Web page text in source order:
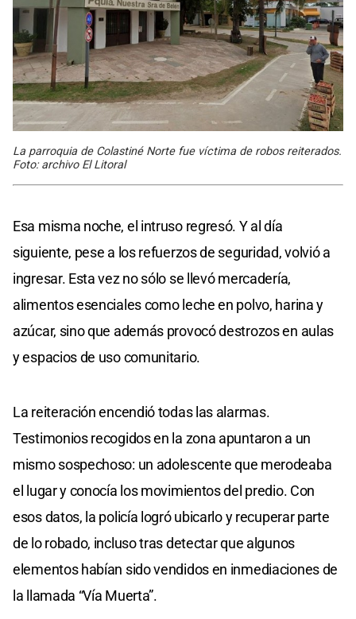
La parroquia de Colastiné Norte fue víctima de robos reiterados.
Foto: archivo El Litoral
Esa misma noche, el intruso regresó. Y al día
siguiente, pese a los refuerzos de seguridad, volvió a
ingresar. Esta vez no sólo se llevó mercadería,
alimentos esenciales como leche en polvo, harina y
azúcar, sino que además provocó destrozos en aulas
y espacios de uso comunitario.
La reiteración encendió todas las alarmas.
Testimonios recogidos en la zona apuntaron a un
mismo sospechoso: un adolescente que merodeaba
el lugar y conocía los movimientos del predio. Con
esos datos, la policía logró ubicarlo y recuperar parte
de lo robado, incluso tras detectar que algunos
elementos habían sido vendidos en inmediaciones de
la llamada “Vía Muerta”.